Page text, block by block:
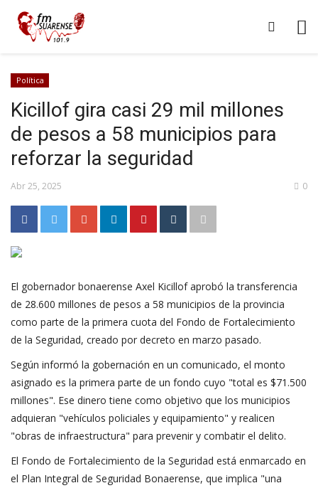
Política
Kicillof gira casi 29 mil millones
de pesos a 58 municipios para
reforzar la seguridad
Abr 25, 2025 0
El gobernador bonaerense Axel Kicillof aprobó la transferencia
de 28.600 millones de pesos a 58 municipios de la provincia
como parte de la primera cuota del Fondo de Fortalecimiento
de la Seguridad, creado por decreto en marzo pasado.
Según informó la gobernación en un comunicado, el monto
asignado es la primera parte de un fondo cuyo "total es $71.500
millones". Ese dinero tiene como objetivo que los municipios
adquieran "vehículos policiales y equipamiento" y realicen
"obras de infraestructura" para prevenir y combatir el delito.
El Fondo de Fortalecimiento de la Seguridad está enmarcado en
el Plan Integral de Seguridad Bonaerense, que implica "una